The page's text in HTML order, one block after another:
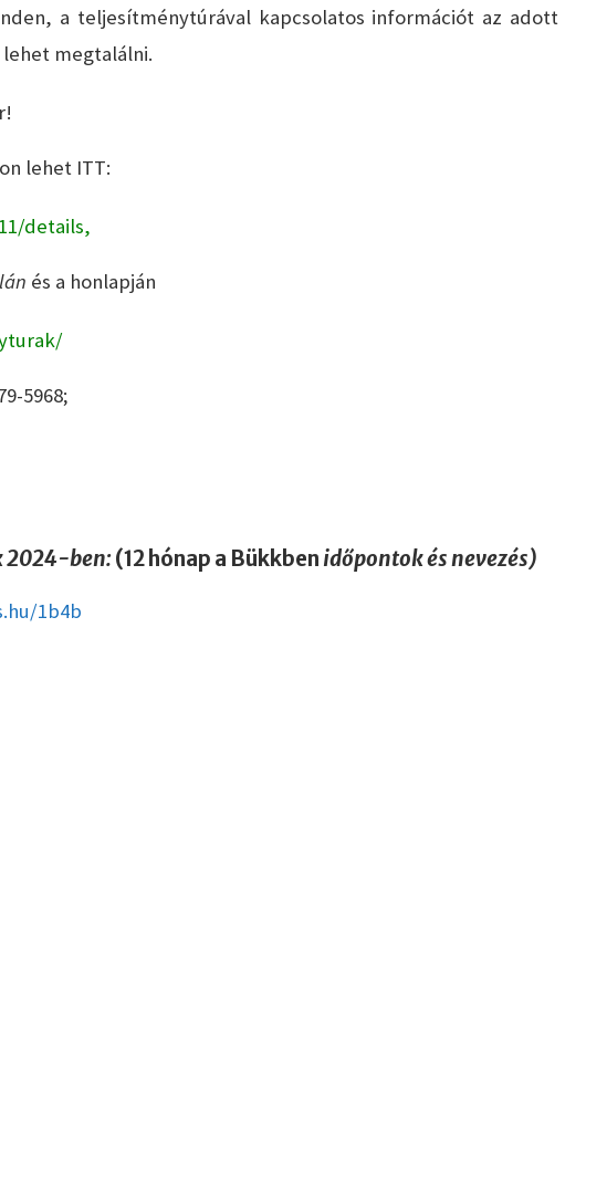
a teljesítménytúrával kapcsolatos információt az adott
megtalálni.
lehet ITT:
details,
és a honlapján
5968;
2024-ben:(12 hónap a Bükkben időpontok és nevezés)
1b4b